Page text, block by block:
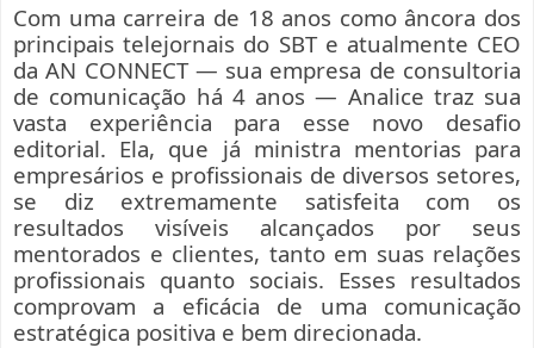
Com uma carreira de 18 anos como âncora dos
principais telejornais do SBT e atualmente CEO
da AN CONNECT — sua empresa de consultoria
de comunicação há 4 anos — Analice traz sua
vasta experiência para esse novo desafio
editorial. Ela, que já ministra mentorias para
empresários e profissionais de diversos setores,
se diz extremamente satisfeita com os
resultados visíveis alcançados por seus
mentorados e clientes, tanto em suas relações
profissionais quanto sociais. Esses resultados
comprovam a eficácia de uma comunicação
estratégica positiva e bem direcionada.